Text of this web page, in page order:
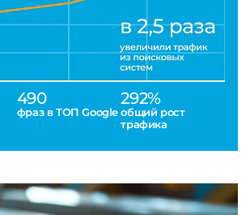
490
фраз в ТОП Google
292%
общий рост
трафика